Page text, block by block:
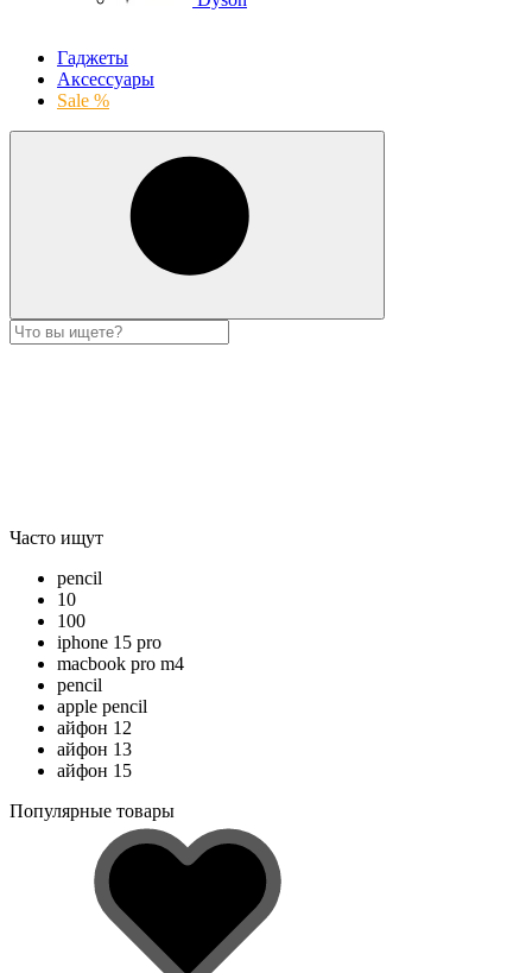
Гаджеты
Аксессуары
Sale %
Часто ищут
pencil
10
100
iphone 15 pro
macbook pro m4
pencil
apple pencil
айфон 12
айфон 13
айфон 15
Популярные товары